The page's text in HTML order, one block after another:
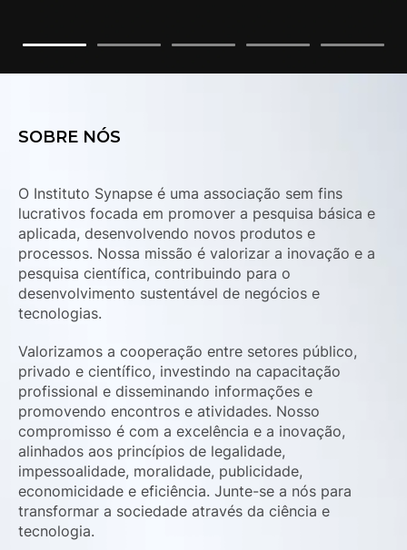
SOBRE NÓS
O Instituto Synapse é uma associação sem fins
lucrativos focada em promover a pesquisa básica e
aplicada, desenvolvendo novos produtos e
processos. Nossa missão é valorizar a inovação e a
pesquisa científica, contribuindo para o
desenvolvimento sustentável de negócios e
tecnologias.
Valorizamos a cooperação entre setores público,
privado e científico, investindo na capacitação
profissional e disseminando informações e
promovendo encontros e atividades. Nosso
compromisso é com a excelência e a inovação,
alinhados aos princípios de legalidade,
impessoalidade, moralidade, publicidade,
economicidade e eficiência. Junte-se a nós para
transformar a sociedade através da ciência e
tecnologia.